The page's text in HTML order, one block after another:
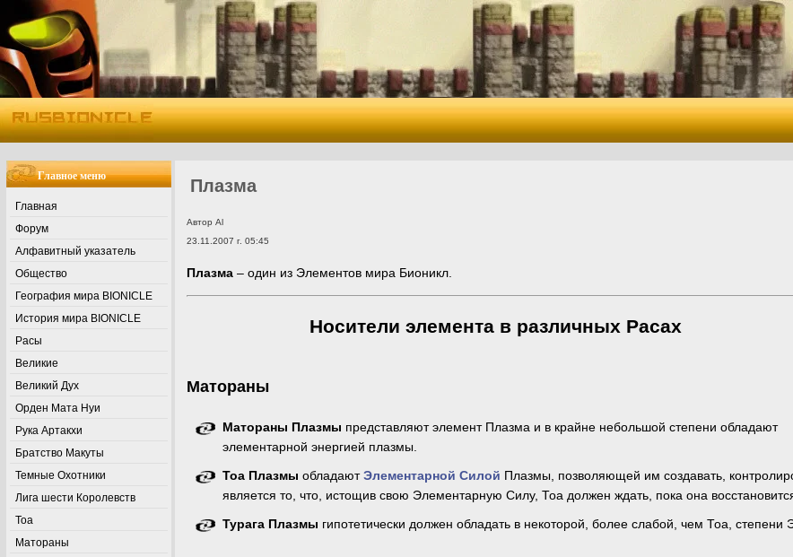
Главное меню
Главная
Форум
Алфавитный указатель
Общество
География мира BIONICLE
История мира BIONICLE
Расы
Великие
Великий Дух
Орден Мата Нуи
Рука Артакхи
Братство Макуты
Темные Охотники
Лига шести Королевств
Тоа
Матораны
Плазма
Автор Al
23.11.2007 г. 05:45
Плазма – один из Элементов мира Бионикл.
Носители элемента в различных Расах
Матораны
Матораны Плазмы представляют элемент Плазма и в крайне небольшой степени обладают
элементарной энергией плазмы.
Тоа Плазмы обладаютЭлементарной Силой Плазмы, позволяющей им создавать,
является то, что, истощив свою Элементарную Силу, Тоа должен ждать, пока она
Турага Плазмы гипотетически должен обладать в некоторой, более слабой, чем Тоа,